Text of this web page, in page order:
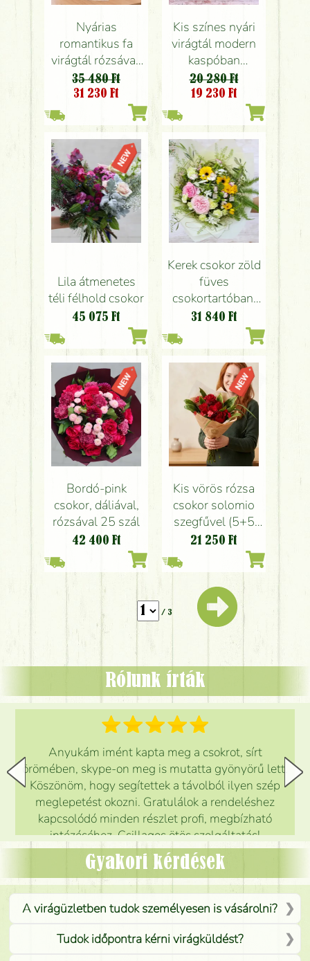
Nyárias
romantikus fa
virágtál rózsával,
orchideával
35 480 Ft
31 230 Ft
Kis színes nyári
virágtál modern
kaspóban
orchideával
20 280 Ft
19 230 Ft
Lila átmenetes
téli félhold csokor
45 075 Ft
Kerek csokor zöld
füves
csokortartóban,
lágy színekkel (18
31 840 Ft
Bordó-pink
csokor, dáliával,
rózsával 25 szál
42 400 Ft
Kis vörös rózsa
csokor solomio
szegfűvel (5+5
szál)
21 250 Ft
/ 3
Rólunk írták
Anyukám imént kapta meg a csokrot, sírt
örömében, skype-on meg is mutatta gyönyörű lett.
Köszönöm, hogy segítettek a távolból ilyen szép
meglepetést okozni. Gratulálok a rendeléshez
kapcsolódó minden részlet profi, megbízható
intézéséhez. Csillagos ötös szolgáltatás!
Mónika
Gyakori kérdések
A virágüzletben tudok személyesen is vásárolni?
Tudok időpontra kérni virágküldést?